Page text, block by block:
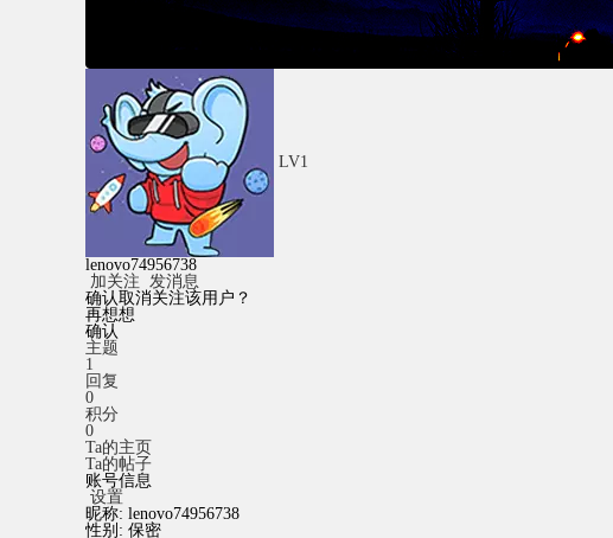
LV1
lenovo74956738
加关注 发消息
确认取消关注该用户？
再想想
确认
主题
1
回复
0
积分
0
Ta的主页
Ta的帖子
账号信息
设置
昵称: lenovo74956738
性别: 保密